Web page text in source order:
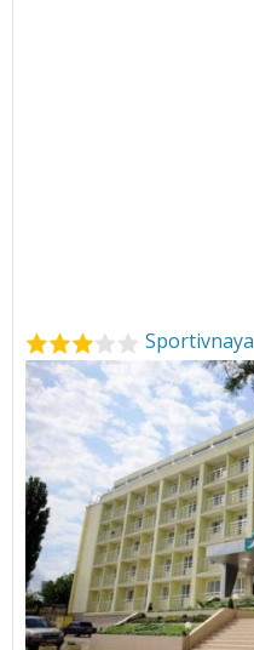
Sportivnaya